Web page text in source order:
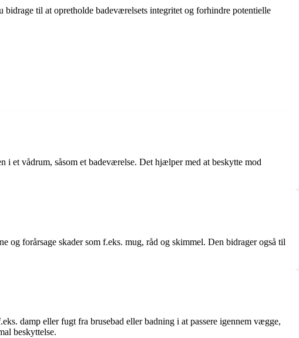
til at opretholde badeværelsets integritet og forhindre potentielle
et vådrum, såsom et badeværelse. Det hjælper med at beskytte mod
forårsage skader som f.eks. mug, råd og skimmel. Den bidrager også til
damp eller fugt fra brusebad eller badning i at passere igennem vægge,
beskyttelse.